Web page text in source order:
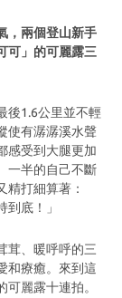
，兩個登山新手
可」的可麗露三
後1.6公里並不輕
使有潺潺溪水聲
感受到大腿更加
一半的自己不斷
精打細算著：
到底！」
茸、暖呼呼的三
和療癒。來到這
麗露十連拍。